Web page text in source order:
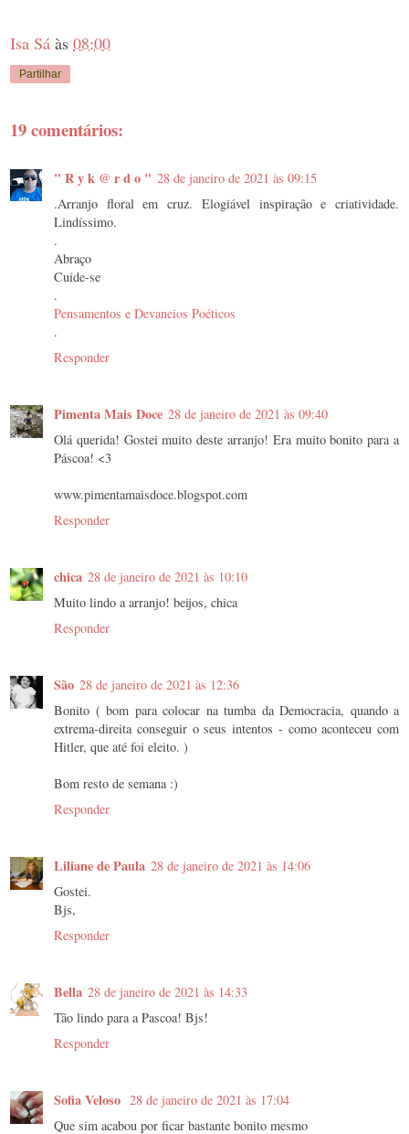
Isa Sá às 08:00
Partilhar
19 comentários:
" R y k @ r d o " 28 de janeiro de 2021 às 09:15
.Arranjo floral em cruz. Elogiável inspiração e criatividade.
Lindíssimo.
.
Abraço
Cuide-se
.
Pensamentos e Devaneios Poéticos
.
Responder
Pimenta Mais Doce 28 de janeiro de 2021 às 09:40
Olá querida! Gostei muito deste arranjo! Era muito bonito para a
Páscoa! <3
www.pimentamaisdoce.blogspot.com
Responder
chica 28 de janeiro de 2021 às 10:10
Muito lindo a arranjo! beijos, chica
Responder
São 28 de janeiro de 2021 às 12:36
Bonito ( bom para colocar na tumba da Democracia, quando a
extrema-direita conseguir o seus intentos - como aconteceu com
Hitler, que até foi eleito. )
Bom resto de semana :)
Responder
Liliane de Paula 28 de janeiro de 2021 às 14:06
Gostei.
Bjs,
Responder
Bella 28 de janeiro de 2021 às 14:33
Tão lindo para a Pascoa! Bjs!
Responder
Sofia Veloso 28 de janeiro de 2021 às 17:04
Que sim acabou por ficar bastante bonito mesmo